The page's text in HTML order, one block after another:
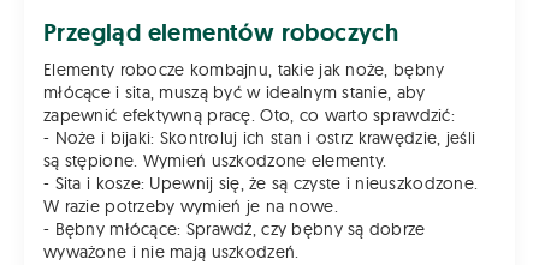
Przegląd elementów roboczych
Elementy robocze kombajnu, takie jak noże, bębny
młócące i sita, muszą być w idealnym stanie, aby
zapewnić efektywną pracę. Oto, co warto sprawdzić:
- Noże i bijaki: Skontroluj ich stan i ostrz krawędzie, jeśli
są stępione. Wymień uszkodzone elementy.
- Sita i kosze: Upewnij się, że są czyste i nieuszkodzone.
W razie potrzeby wymień je na nowe.
- Bębny młócące: Sprawdź, czy bębny są dobrze
wyważone i nie mają uszkodzeń.